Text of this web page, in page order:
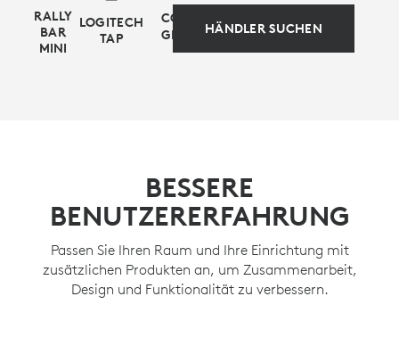
RALLY
BAR
MINI
LOGITECH
TAP
COMPUTE-
GERÄTEHÄNDLER SUCHEN
ALTERNATIVE
Vereinfachen Sie die Einrichtung und Verwaltung mit
vorkonfigurierten Lösungen für Microsoft Teams
Rooms on Android oder den Zoom Rooms Appliance-
Modus als alternative Bereitstellungsoptionen für
Videokonferenzräume.
BESSERE
BENUTZERERFAHRUNG
Passen Sie Ihren Raum und Ihre Einrichtung mit
zusätzlichen Produkten an, um Zusammenarbeit,
Design und Funktionalität zu verbessern.